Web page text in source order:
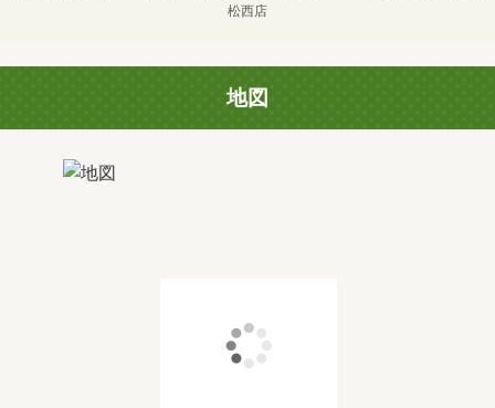
松西店
地図